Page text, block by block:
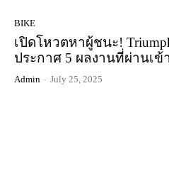
BIKE
เปิดโหวตหาผู้ชนะ!
ประกาศ 5 ผลงานที่ผ่านเข้
Admin - July 25, 2025